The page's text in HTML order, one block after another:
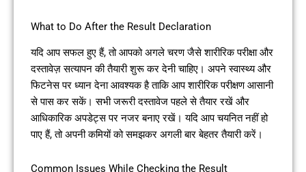
What to Do After the Result Declaration
यदि आप सफल हुए हैं, तो आपको अगले चरण जैसे शारीरिक परीक्षा और
दस्तावेज़ सत्यापन की तैयारी शुरू कर देनी चाहिए। अपने स्वास्थ्य और
फिटनेस पर ध्यान देना आवश्यक है ताकि आप शारीरिक परीक्षण आसानी
से पास कर सकें। सभी जरूरी दस्तावेज पहले से तैयार रखें और
आधिकारिक अपडेट्स पर नजर बनाए रखें। यदि आप चयनित नहीं हो
पाए हैं, तो अपनी कमियों को समझकर अगली बार बेहतर तैयारी करें।
Common Issues While Checking the Result